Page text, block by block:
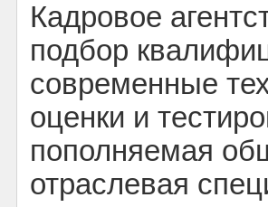
Кадровое
подбор
современные
оценки и
пополняемая
отраслевая